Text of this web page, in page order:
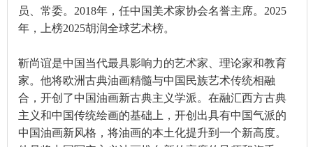
员、常委。2018年，任中国美术家协会名誉主席。2025
年，上榜2025胡润全球艺术榜。
靳尚谊是中国当代最具影响力的艺术家、理论家和教育
家。他将欧洲古典油画精髓与中国民族艺术传统相融
合，开创了中国油画新古典主义学派。在融汇西方古典
主义和中国传统绘画的基础上，开创出具有中国气派的
中国油画新风格，将油画的本土化提升到一个新高度。